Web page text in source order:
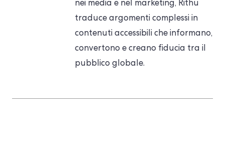
nei media e nel marketing, Rithu
traduce argomenti complessi in
contenuti accessibili che informano,
convertono e creano fiducia tra il
pubblico globale.